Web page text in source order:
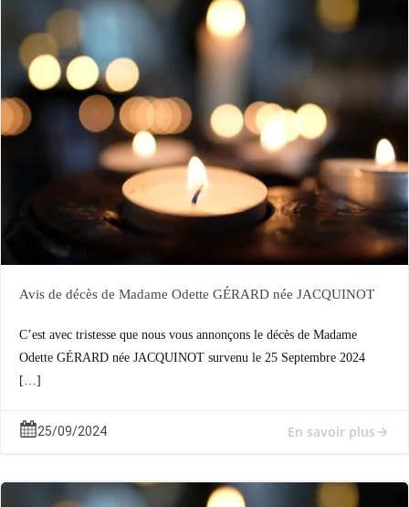
Avis de décès de Madame Odette GÉRARD née JACQUINOT
C’est avec tristesse que nous vous annonçons le décès de Madame
Odette GÉRARD née JACQUINOT survenu le 25 Septembre 2024
[…]
25/09/2024 En savoir plus